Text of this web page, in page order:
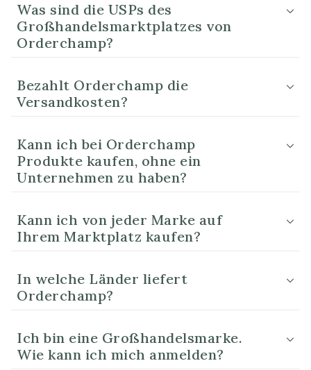
Was sind die USPs des
Großhandelsmarktplatzes von
Orderchamp?
Bezahlt Orderchamp die
Versandkosten?
Kann ich bei Orderchamp
Produkte kaufen, ohne ein
Unternehmen zu haben?
Kann ich von jeder Marke auf
Ihrem Marktplatz kaufen?
In welche Länder liefert
Orderchamp?
Ich bin eine Großhandelsmarke.
Wie kann ich mich anmelden?